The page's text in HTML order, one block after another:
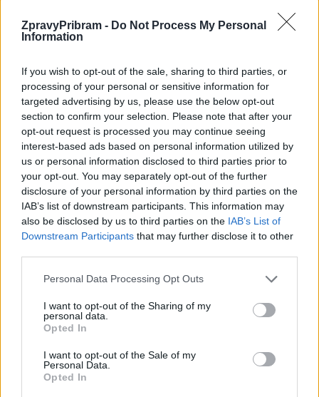
ZpravyPribram - Do Not Process My Personal
Information
If you wish to opt-out of the sale, sharing to third parties, or
processing of your personal or sensitive information for
targeted advertising by us, please use the below opt-out
section to confirm your selection. Please note that after your
opt-out request is processed you may continue seeing
interest-based ads based on personal information utilized by
us or personal information disclosed to third parties prior to
your opt-out. You may separately opt-out of the further
disclosure of your personal information by third parties on the
IAB’s list of downstream participants. This information may
also be disclosed by us to third parties on the IAB’s List of
Downstream Participants that may further disclose it to other
Personal Data Processing Opt Outs
I want to opt-out of the Sharing of my
personal data.
Opted In
I want to opt-out of the Sale of my
Personal Data.
Opted In
bezpečná evakuace, tak může být i velmi krátká. Před
odchodem z domu doporučujeme vypnout uzávěr vody
doporučujeme vypnout i pojistky.
Evakuace s domácími mazlíčkyje samozřejmě možná,
limitující jsou ale schopnosti jednotlivého člověka, tj. kolik
zvířat při evakuaci bezpečně zvládne přepravit. Pokud to lze,
doporučujeme použít k jejich přenosu přepravky nebo
přenosné klece, psy opatřit obojkem a vodítkem,
nezapomenout náhubek.